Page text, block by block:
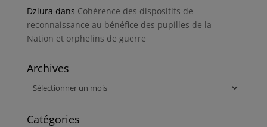
Dziura dans Cohérence des dispositifs de
reconnaissance au bénéfice des pupilles de la
Nation et orphelins de guerre
Archives
Archives
Catégories